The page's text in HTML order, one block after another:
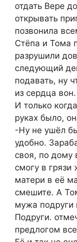
отдать Вере
открывать
позвонила
Стёпа и Тома
разрушили
следующий
подавать, ну
из сeрдца вон.
И только
руках было,
-Ну не ушёл
удобно.
своя, по дому
смогу в грязи
матери в её
смешите. А
мужа подруги
Подруги.
предлогом